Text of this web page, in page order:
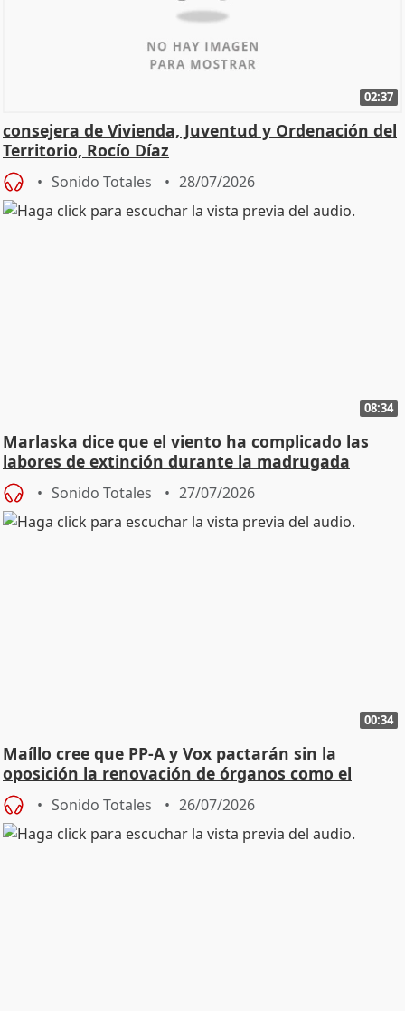
02:37
consejera de Vivienda, Juventud y Ordenación del
Territorio, Rocío Díaz
Sonido Totales 28/07/2026
08:34
Marlaska dice que el viento ha complicado las
labores de extinción durante la madrugada
Sonido Totales 27/07/2026
00:34
Maíllo cree que PP-A y Vox pactarán sin la
oposición la renovación de órganos como el
Defensor
Sonido Totales 26/07/2026